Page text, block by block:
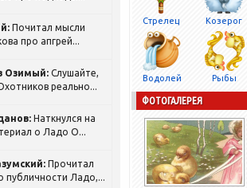
Почитал мысли
про апгрей...
Озимый: Слушайте,
реально...
Наткнулся на
о Ладо О...
Прочитал
публичности Ладо,...
Стрелец Козерог
Водолей Рыбы
ФОТОГАЛЕРЕЯ